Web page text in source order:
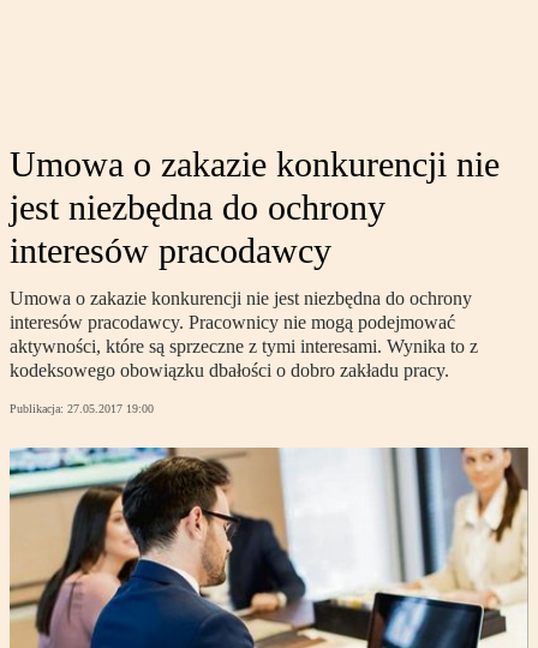
Umowa o zakazie konkurencji nie
jest niezbędna do ochrony
interesów pracodawcy
Umowa o zakazie konkurencji nie jest niezbędna do ochrony
interesów pracodawcy. Pracownicy nie mogą podejmować
aktywności, które są sprzeczne z tymi interesami. Wynika to z
kodeksowego obowiązku dbałości o dobro zakładu pracy.
Publikacja: 27.05.2017 19:00